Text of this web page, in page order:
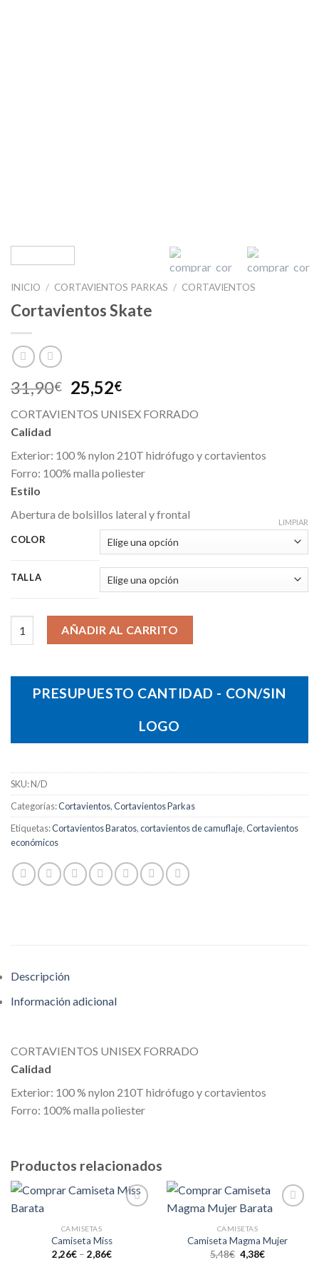
INICIO / CORTAVIENTOS PARKAS / CORTAVIENTOS
Cortavientos Skate
31,90€ 25,52€
CORTAVIENTOS UNISEX FORRADO
Calidad
Exterior: 100 % nylon 210T hidrófugo y cortavientos
Forro: 100% malla poliester
Estilo
Abertura de bolsillos lateral y frontal
COLOR
TALLA
LIMPIAR
Cortavientos Skate cantidad
AÑADIR AL CARRITO
PRESUPUESTO CANTIDAD - CON/SIN
LOGO
SKU:N/D
Categorías:Cortavientos,Cortavientos Parkas
Etiquetas:Cortavientos Baratos,cortavientos de camuflaje,Cortavientos
económicos
Descripción
Información adicional
CORTAVIENTOS UNISEX FORRADO
Calidad
Exterior: 100 % nylon 210T hidrófugo y cortavientos
Forro: 100% malla poliester
Productos relacionados
CAMISETAS
Camiseta Miss
2,26€– 2,86€
lista de
deseos
CAMISETAS
Camiseta Magma Mujer
5,48€ 4,38€